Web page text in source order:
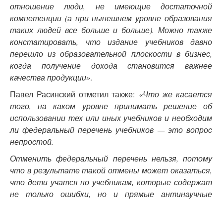
отношение люди, не имеющие достаточной
компетенции (а при нынешнем уровне образования
таких людей все больше и больше). Можно также
констатировать, что издание учебников давно
перешло из образовательной плоскости в бизнес,
когда получение дохода становится важнее
качества продукции».
Павел Расинский отметил также: «Что же касается
того, на каком уровне принимать решение об
использовании тех или иных учебников и необходим
ли федеральный перечень учебников — это вопрос
непростой.
Отменить федеральный перечень нельзя, потому
что в результате такой отмены может оказаться,
что дети учатся по учебникам, которые содержат
не только ошибки, но и прямые антинаучные